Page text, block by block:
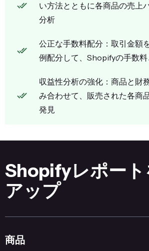
い方法とともに各商品の売上
分析
公正な手数料配分：取引金額
例配分して、Shopifyの手数
収益性分析の強化：商品と財
み合わせて、販売された各商
発見
Shopifyレポー
アップ
商品